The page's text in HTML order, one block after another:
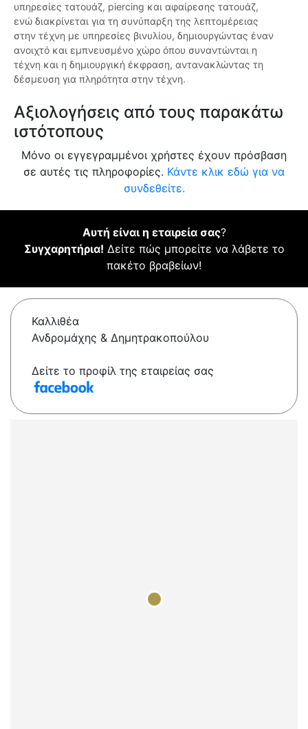
υπηρεσίες τατουάζ, piercing και αφαίρεσης τατουάζ,
ενώ διακρίνεται για τη συνύπαρξη της λεπτομέρειας
στην τέχνη με υπηρεσίες βινυλίου, δημιουργώντας έναν
ανοιχτό και εμπνευσμένο χώρο όπου συναντώνται η
τέχνη και η δημιουργική έκφραση, αντανακλώντας τη
δέσμευση για πληρότητα στην τέχνη.
Αξιολογήσεις από τους παρακάτω
ιστότοπους
Μόνο οι εγγεγραμμένοι χρήστες έχουν πρόσβαση
σε αυτές τις πληροφορίες. Κάντε κλικ εδώ για να
συνδεθείτε.
Αυτή είναι η εταιρεία σας?
Συγχαρητήρια! Δείτε πώς μπορείτε να λάβετε το
πακέτο βραβείων!
Καλλιθέα
Ανδρομάχης & Δημητρακοπούλου
Δείτε το προφίλ της εταιρείας σας